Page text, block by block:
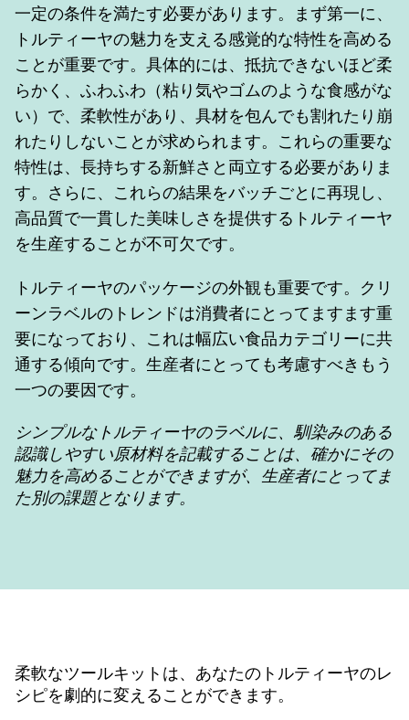
一定の条件を満たす必要があります。まず第一に、
トルティーヤの魅力を支える感覚的な特性を高める
ことが重要です。具体的には、抵抗できないほど柔
らかく、ふわふわ（粘り気やゴムのような食感がな
い）で、柔軟性があり、具材を包んでも割れたり崩
れたりしないことが求められます。これらの重要な
特性は、長持ちする新鮮さと両立する必要がありま
す。さらに、これらの結果をバッチごとに再現し、
高品質で一貫した美味しさを提供するトルティーヤ
を生産することが不可欠です。
トルティーヤのパッケージの外観も重要です。クリ
ーンラベルのトレンドは消費者にとってますます重
要になっており、これは幅広い食品カテゴリーに共
通する傾向です。生産者にとっても考慮すべきもう
一つの要因です。
シンプルなトルティーヤのラベルに、馴染みのある
認識しやすい原材料を記載することは、確かにその
魅力を高めることができますが、生産者にとってま
た別の課題となります。
柔軟なツールキットは、あなたのトルティーヤのレ
シピを劇的に変えることができます。